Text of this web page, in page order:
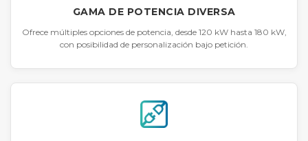
GAMA DE POTENCIA DIVERSA
Ofrece múltiples opciones de potencia, desde 120 kW hasta 180 kW,
con posibilidad de personalización bajo petición.